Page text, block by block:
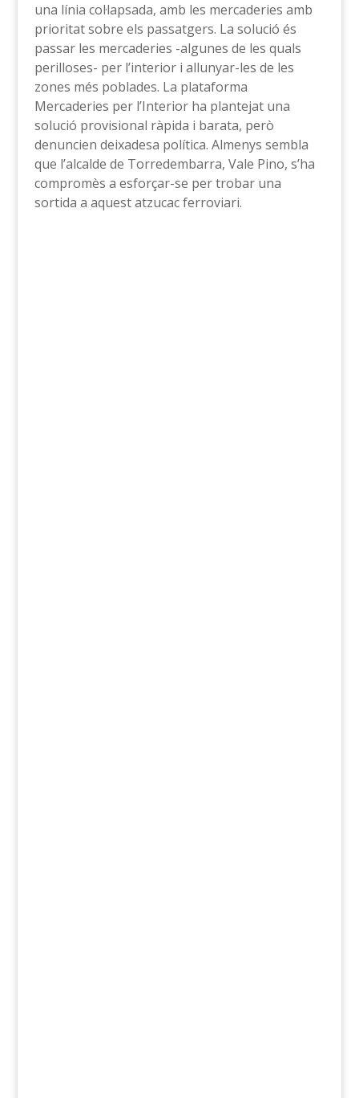
una línia col·lapsada, amb les mercaderies amb
prioritat sobre els passatgers. La solució és
passar les mercaderies -algunes de les quals
perilloses- per l’interior i allunyar-les de les
zones més poblades. La plataforma
Mercaderies per l’Interior ha plantejat una
solució provisional ràpida i barata, però
denuncien deixadesa política. Almenys sembla
que l’alcalde de Torredembarra, Vale Pino, s’ha
compromès a esforçar-se per trobar una
sortida a aquest atzucac ferroviari.